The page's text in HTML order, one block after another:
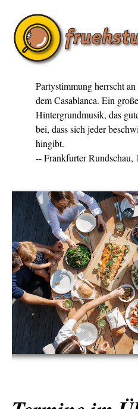
Partystimmung herrscht
dem Casablanca. Ein
Hintergrundmusik, das
bei, dass sich jeder
hingibt.
-- Frankfurter Rundschau,